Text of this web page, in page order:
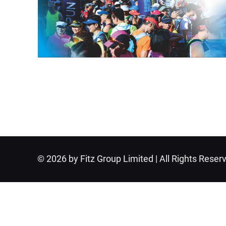
© 2026 by Fitz Group Limited | All Rights